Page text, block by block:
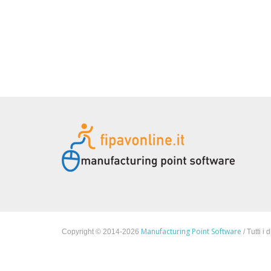
Copyright © 2014-2026 Manufacturing Point Software / Tutti i